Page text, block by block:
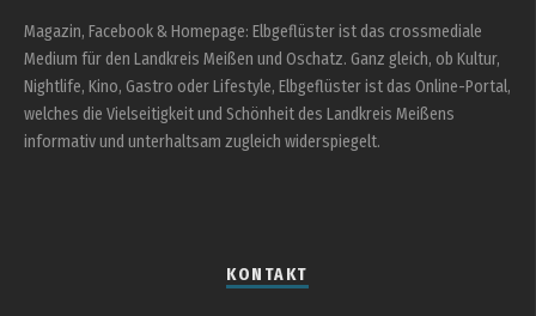
Magazin, Facebook & Homepage: Elbgeflüster ist das crossmediale
Medium für den Landkreis Meißen und Oschatz. Ganz gleich, ob Kultur,
Nightlife, Kino, Gastro oder Lifestyle, Elbgeflüster ist das Online-Portal,
welches die Vielseitigkeit und Schönheit des Landkreis Meißens
informativ und unterhaltsam zugleich widerspiegelt.
KONTAKT